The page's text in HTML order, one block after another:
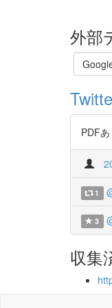
外部
PDF
1
3
収集